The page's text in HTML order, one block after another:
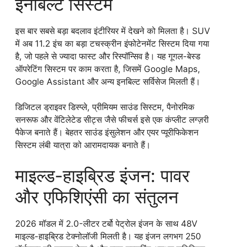
इस बार सबसे बड़ा बदलाव इंटीरियर में देखने को मिलता है। SUV
में अब 11.2 इंच का बड़ा टचस्क्रीन इंफोटेनमेंट सिस्टम दिया गया
है, जो पहले से ज्यादा फास्ट और रिस्पॉन्सिव है। यह गूगल-बेस्ड
ऑपरेटिंग सिस्टम पर काम करता है, जिसमें Google Maps,
Google Assistant और अन्य इनबिल्ट सर्विसेज मिलती हैं।
डिजिटल ड्राइवर डिस्प्ले, प्रीमियम साउंड सिस्टम, पैनोरमिक
सनरूफ और वेंटिलेटेड सीट्स जैसे फीचर्स इसे एक कंप्लीट लग्ज़री
पैकेज बनाते हैं। बेहतर साउंड इंसुलेशन और एयर प्यूरीफिकेशन
सिस्टम लंबी यात्रा को आरामदायक बनाते हैं।
माइल्ड-हाइब्रिड इंजन: पावर
और एफिशिएंसी का संतुलन
2026 मॉडल में 2.0-लीटर टर्बो पेट्रोल इंजन के साथ 48V
माइल्ड-हाइब्रिड टेक्नोलॉजी मिलती है। यह इंजन लगभग 250